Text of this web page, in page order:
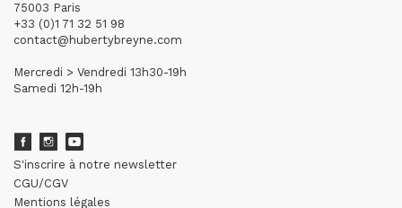
75003 Paris
+33 (0)1 71 32 51 98
contact@hubertybreyne.com
Mercredi > Vendredi 13h30-19h
Samedi 12h-19h
S'inscrire à notre newsletter
CGU/CGV
Mentions légales